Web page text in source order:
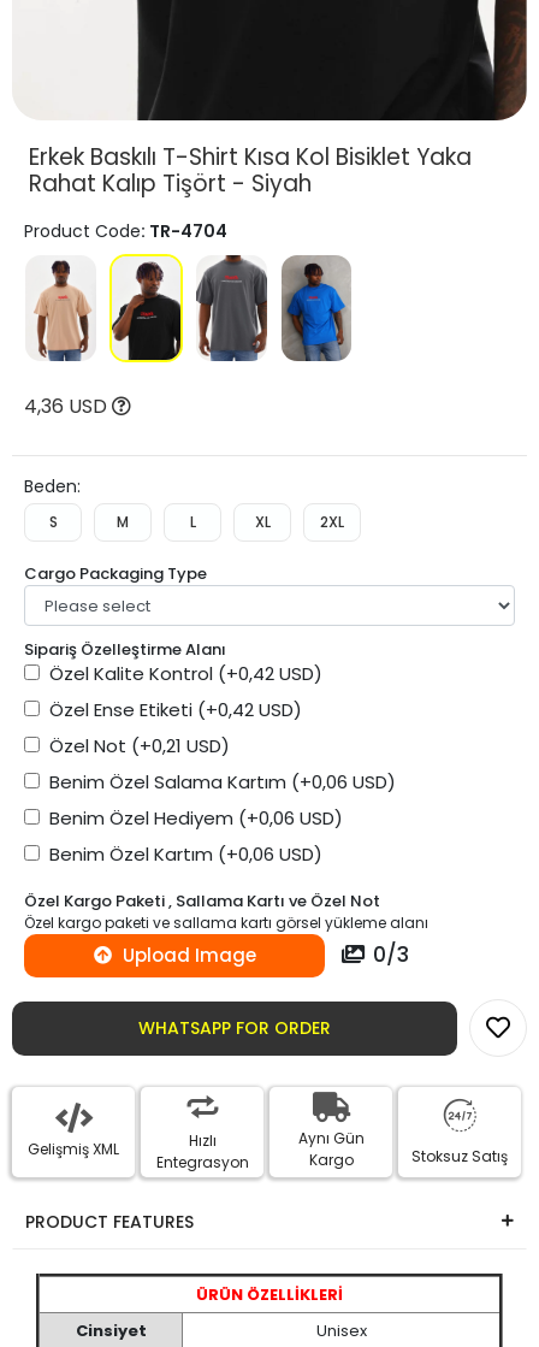
Erkek Baskılı T-Shirt Kısa Kol Bisiklet Yaka
Rahat Kalıp Tişört - Siyah
Product Code: TR-4704
4,36 USD
Beden:
S M L XL 2XL
Cargo Packaging Type
Sipariş Özelleştirme Alanı
Özel Kalite Kontrol (+0,42 USD)
Özel Ense Etiketi (+0,42 USD)
Özel Not (+0,21 USD)
Benim Özel Salama Kartım (+0,06 USD)
Benim Özel Hediyem (+0,06 USD)
Benim Özel Kartım (+0,06 USD)
Özel Kargo Paketi , Sallama Kartı ve Özel Not
Özel kargo paketi ve sallama kartı görsel yükleme alanı
Upload Image 0/3
WHATSAPP FOR ORDER
Gelişmiş XML
Hızlı
Entegrasyon
Aynı Gün
Kargo
Stoksuz Satış
PRODUCT FEATURES
ÜRÜN ÖZELLİKLERİ
Cinsiyet
Unisex